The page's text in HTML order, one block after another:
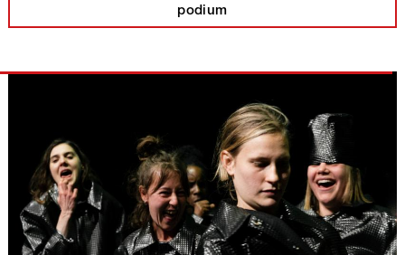
podium